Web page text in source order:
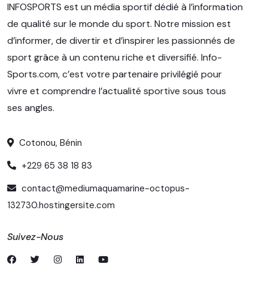
INFOSPORTS est un média sportif dédié à l’information
de qualité sur le monde du sport. Notre mission est
d’informer, de divertir et d’inspirer les passionnés de
sport grâce à un contenu riche et diversifié. Info-
Sports.com, c’est votre partenaire privilégié pour
vivre et comprendre l’actualité sportive sous tous
ses angles.
Cotonou, Bénin
+229 65 38 18 83
contact@mediumaquamarine-octopus-
132730.hostingersite.com
Suivez-Nous